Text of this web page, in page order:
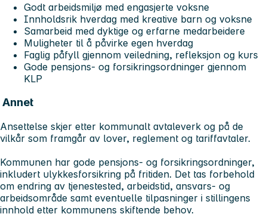
Godt arbeidsmiljø med engasjerte voksne
Innholdsrik hverdag med kreative barn og voksne
Samarbeid med dyktige og erfarne medarbeidere
Muligheter til å påvirke egen hverdag
Faglig påfyll gjennom veiledning, refleksjon og kurs
Gode pensjons- og forsikringsordninger gjennom
KLP
Annet
Ansettelse skjer etter kommunalt avtaleverk og på de
vilkår som framgår av lover, reglement og tariffavtaler.
Kommunen har gode pensjons- og forsikringsordninger,
inkludert ulykkesforsikring på fritiden. Det tas forbehold
om endring av tjenestested, arbeidstid, ansvars- og
arbeidsområde samt eventuelle tilpasninger i stillingens
innhold etter kommunens skiftende behov.